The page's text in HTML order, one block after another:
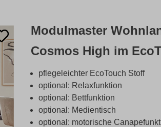
Modulmaster
Cosmos High im
pflegeleichter EcoTouch Stoff
optional: Relaxfunktion
optional: Bettfunktion
optional: Medientisch
optional: motorische